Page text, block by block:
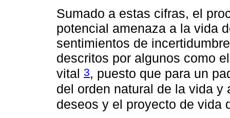
Sumado a estas cifras, el
potencial amenaza a la vida
sentimientos de
descritos por algunos como
vital 3, puesto que para un
del orden natural de la vida
deseos y el proyecto de vida